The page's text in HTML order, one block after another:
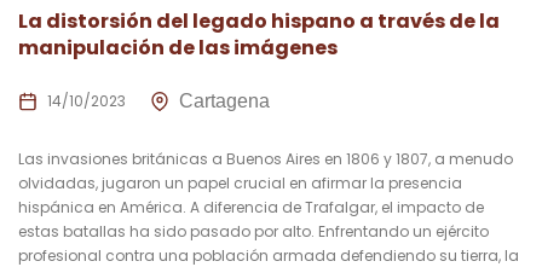
La distorsión del legado hispano a través de la
manipulación de las imágenes
14/10/2023 Cartagena
Las invasiones británicas a Buenos Aires en 1806 y 1807, a menudo
olvidadas, jugaron un papel crucial en afirmar la presencia
hispánica en América. A diferencia de Trafalgar, el impacto de
estas batallas ha sido pasado por alto. Enfrentando un ejército
profesional contra una población armada defendiendo su tierra, la